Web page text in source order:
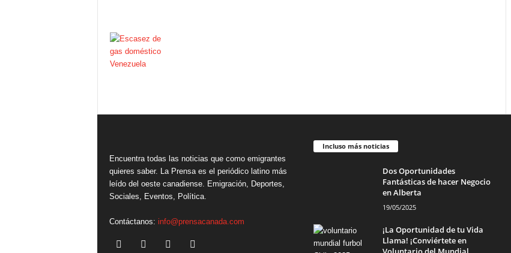
Encuentra todas las noticias que como emigrantes
quieres saber. La Prensa es el periódico latino más
leído del oeste canadiense. Emigración, Deportes,
Sociales, Eventos, Política.
Contáctanos: info@prensacanada.com
Incluso más noticias
Dos Oportunidades
Fantásticas de hacer Negocio
en Alberta
19/05/2025
¡La Oportunidad de tu Vida
Llama! ¡Conviértete en